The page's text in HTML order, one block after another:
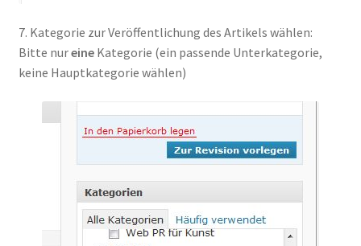
7. Kategorie zur Veröffentlichung des Artikels wählen:
Bitte nureineKategorie (ein passende Unterkategorie,
keine Hauptkategorie wählen)